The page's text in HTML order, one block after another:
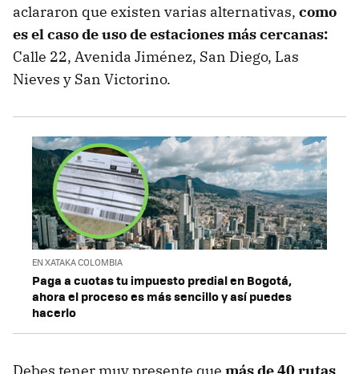
aclararon que existen varias alternativas, como
es el caso de uso de estaciones más cercanas:
Calle 22, Avenida Jiménez, San Diego, Las
Nieves y San Victorino.
EN XATAKA COLOMBIA
Paga a cuotas tu impuesto predial en Bogotá,
ahora el proceso es más sencillo y así puedes
hacerlo